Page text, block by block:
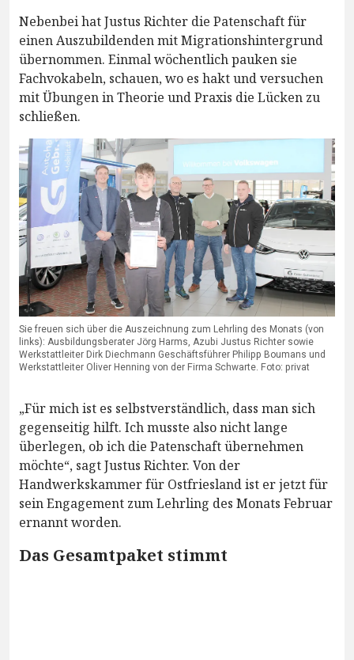
Nebenbei hat Justus Richter die Patenschaft für
einen Auszubildenden mit Migrationshintergrund
übernommen. Einmal wöchentlich pauken sie
Fachvokabeln, schauen, wo es hakt und versuchen
mit Übungen in Theorie und Praxis die Lücken zu
schließen.
Sie freuen sich über die Auszeichnung zum Lehrling des Monats (von
links): Ausbildungsberater Jörg Harms, Azubi Justus Richter sowie
Werkstattleiter Dirk Diechmann Geschäftsführer Philipp Boumans und
Werkstattleiter Oliver Henning von der Firma Schwarte. Foto: privat
„Für mich ist es selbstverständlich, dass man sich
gegenseitig hilft. Ich musste also nicht lange
überlegen, ob ich die Patenschaft übernehmen
möchte“, sagt Justus Richter. Von der
Handwerkskammer für Ostfriesland ist er jetzt für
sein Engagement zum Lehrling des Monats Februar
ernannt worden.
Das Gesamtpaket stimmt